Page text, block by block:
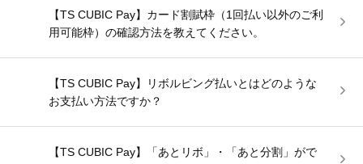
【TS CUBIC Pay】カード割賦枠（1回払い以外のご利
用可能枠）の確認方法を教えてください。
【TS CUBIC Pay】リボルビング払いとはどのような
お支払い方法ですか？
【TS CUBIC Pay】「あとリボ」・「あと分割」がで